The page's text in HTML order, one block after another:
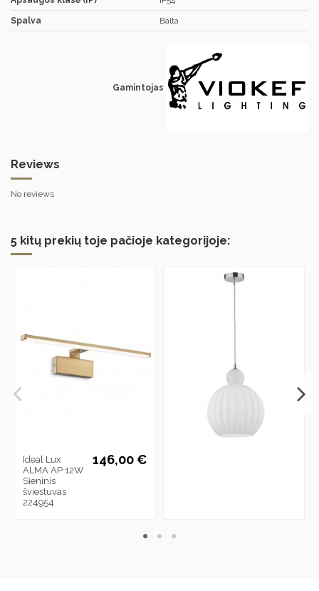
Spalva Balta
Gamintojas
Reviews
No reviews
5 kitų prekių toje pačioje kategorijoje:
Ideal Lux
ALMA AP 12W
Sieninis
šviestuvas
224954
146,00 €